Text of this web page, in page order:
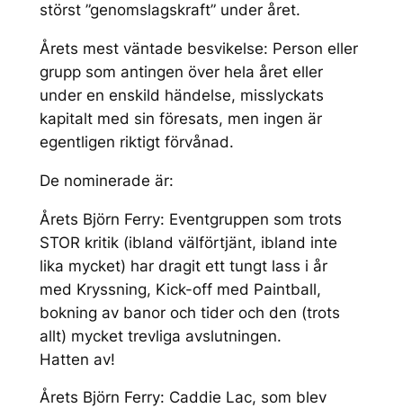
störst ”genomslagskraft” under året.
Årets mest väntade besvikelse: Person eller
grupp som antingen över hela året eller
under en enskild händelse, misslyckats
kapitalt med sin föresats, men ingen är
egentligen riktigt förvånad.
De nominerade är:
Årets Björn Ferry: Eventgruppen som trots
STOR kritik (ibland välförtjänt, ibland inte
lika mycket) har dragit ett tungt lass i år
med Kryssning, Kick-off med Paintball,
bokning av banor och tider och den (trots
allt) mycket trevliga avslutningen.
Hatten av!
Årets Björn Ferry: Caddie Lac, som blev